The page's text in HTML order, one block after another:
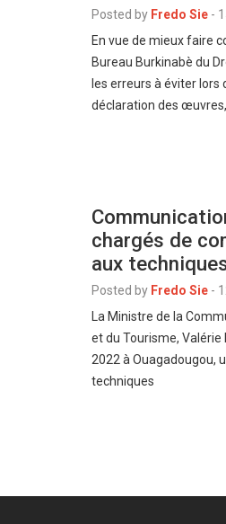
Posted by Fredo Sie -
En vue de mieux faire
Bureau Burkinabè du
les erreurs à éviter lors
déclaration des
chargés de
aux
Posted by Fredo Sie -
La Ministre de la
et du Tourisme, Valérie
2022 à Ouagadougou,
techniques